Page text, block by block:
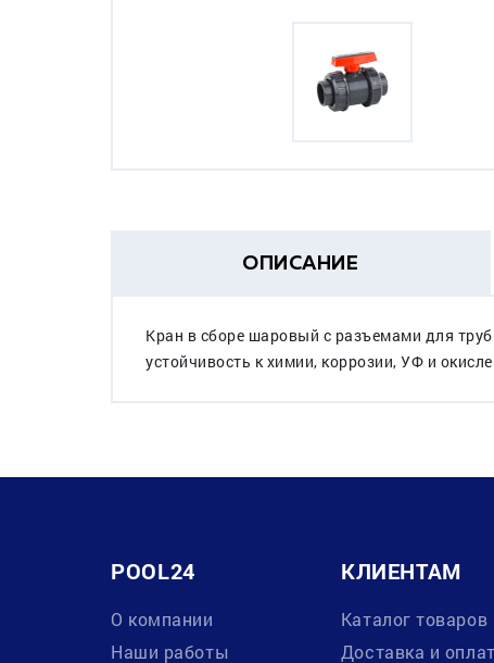
ОПИСАНИЕ
Кран в сборе шаровый с разъемами для
устойчивость к химии, коррозии, УФ и
POOL24
О компании
Наши работы
КЛИЕНТАМ
Каталог товаров
Доставка и